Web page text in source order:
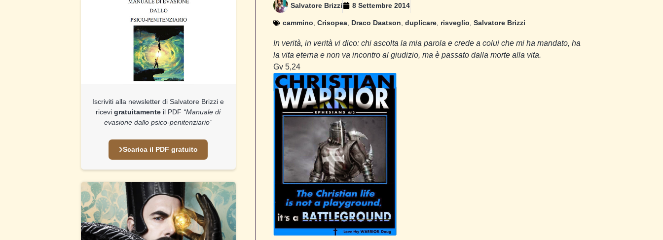
Iscriviti alla newsletter di Salvatore Brizzi e
ricevigratuitamente il PDF “Manuale di
evasione dallo psico-penitenziario”
Scarica il PDF gratuito
Salvatore Brizzi 8 Settembre 2014
cammino Crisopea, Draco Daatson duplicare, risveglio Salvatore Brizzi
In verità, in verità vi dico: chi ascolta la mia parola e crede a colui che mi ha mandato, ha
la vita eterna e non va incontro al giudizio, ma è passato dalla morte alla vita.
Gv 5,24